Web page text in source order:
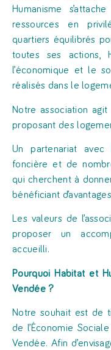
Humanisme
ressources en
quartiers équilibrés
toutes ses actions,
l’économique et le
réalisés dans le
Notre association
proposant des
Un partenariat
foncière et de
qui cherchent à
bénéficiant
Les valeurs de
proposer un
accueilli.
Pourquoi Habitat et
Vendée ?
Notre souhait est de
de l’Économie
Vendée. Afin